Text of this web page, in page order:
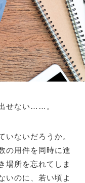
出せない……。
いないだろうか。
の用件を同時に進
場所を忘れてしま
いのに、若い頃よ